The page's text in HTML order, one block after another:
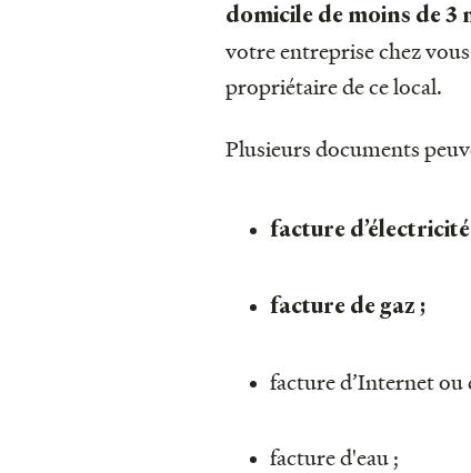
domicile de moins de 3
votre entreprise chez
propriétaire de ce local.
Plusieurs documents
facture
facture de gaz ;
facture d’Internet ou
facture d'eau ;